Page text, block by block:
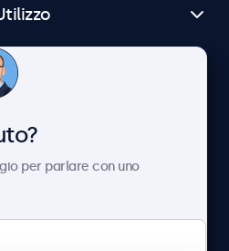
Clienti
per parlare con uno